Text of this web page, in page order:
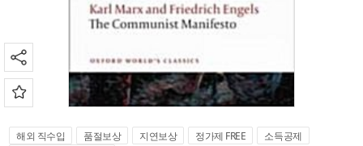
해외 직수입 품절보상 지연보상 정가제 FREE
소득공제